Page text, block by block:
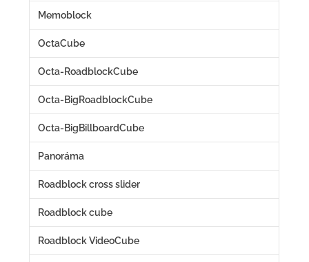
Memoblock
OctaCube
Octa-RoadblockCube
Octa-BigRoadblockCube
Octa-BigBillboardCube
Panoráma
Roadblock cross slider
Roadblock cube
Roadblock VideoCube